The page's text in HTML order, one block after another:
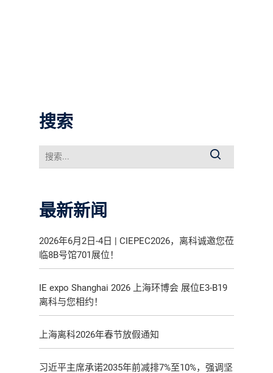
搜索
最新新闻
2026年6月2日-4日 | CIEPEC2026，离科诚邀您莅
临8B号馆701展位！
IE expo Shanghai 2026 上海环博会 展位E3-B19
离科与您相约！
上海离科2026年春节放假通知
习近平主席承诺2035年前减排7%至10%，强调坚